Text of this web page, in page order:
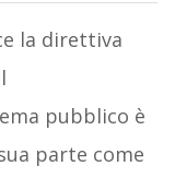
la direttiva
pubblico è
parte come